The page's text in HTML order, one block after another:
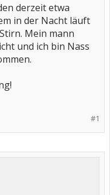
derzeit etwa
in der Nacht läuft
Mein mann
und ich bin Nass
#1